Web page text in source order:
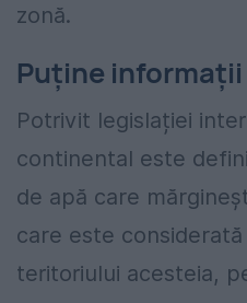
zonă.
Puține informații
Potrivit legislației
continental este
de apă care
care este
teritoriului acesteia,